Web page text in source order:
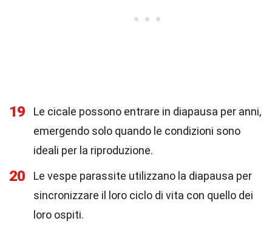
19
Le cicale possono entrare in diapausa per anni,
emergendo solo quando le condizioni sono
ideali per la riproduzione.
20
Le vespe parassite utilizzano la diapausa per
sincronizzare il loro ciclo di vita con quello dei
loro ospiti.